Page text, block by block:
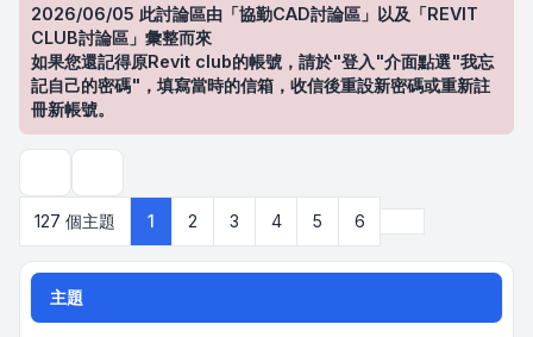
2026/06/05 此討論區由「協勤CAD討論區」以及「REVIT
CLUB討論區」彙整而來
如果您還記得原Revit club的帳號，請於"登入"介面點選"我忘
記自己的密碼"，填寫當時的信箱，收信後重設新密碼或重新註
冊新帳號。
127 個主題
1 2 3 4 5 6
主題